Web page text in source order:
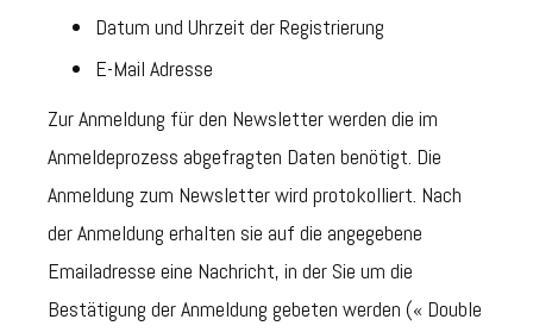
Datum und Uhrzeit der Registrierung
E-Mail Adresse
Zur Anmeldung für den Newsletter werden die im
Anmeldeprozess abgefragten Daten benötigt. Die
Anmeldung zum Newsletter wird protokolliert. Nach
der Anmeldung erhalten sie auf die angegebene
Emailadresse eine Nachricht, in der Sie um die
Bestätigung der Anmeldung gebeten werden (« Double